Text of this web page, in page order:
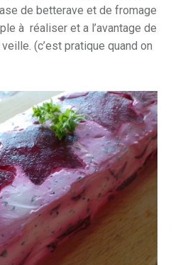
de betterave et de fromage
à réaliser et a l’avantage de
(c’est pratique quand on